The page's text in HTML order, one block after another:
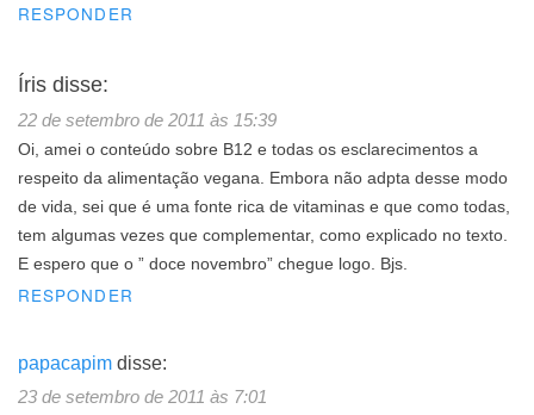
RESPONDER
Íris disse:
22 de setembro de 2011 às 15:39
Oi, amei o conteúdo sobre B12 e todas os esclarecimentos a
respeito da alimentação vegana. Embora não adpta desse modo
de vida, sei que é uma fonte rica de vitaminas e que como todas,
tem algumas vezes que complementar, como explicado no texto.
E espero que o ” doce novembro” chegue logo. Bjs.
RESPONDER
papacapim disse:
23 de setembro de 2011 às 7:01